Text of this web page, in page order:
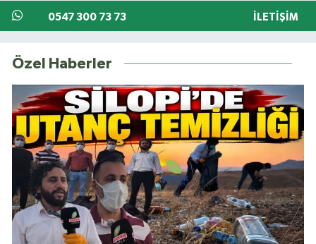
0547 300 73 73 İLETIŞIM
Özel Haberler